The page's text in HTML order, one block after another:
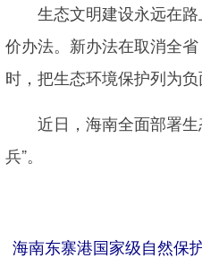
生态文明建设永远在路
价办法。新办法在取消全
时，把生态环境保护列为负
近日，海南全面部署生
兵”。
海南东寨港国家级自然保